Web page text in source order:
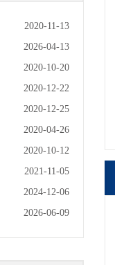
2020-11-13
2026-04-13
2020-10-20
2020-12-22
2020-12-25
2020-04-26
2020-10-12
2021-11-05
2024-12-06
2026-06-09